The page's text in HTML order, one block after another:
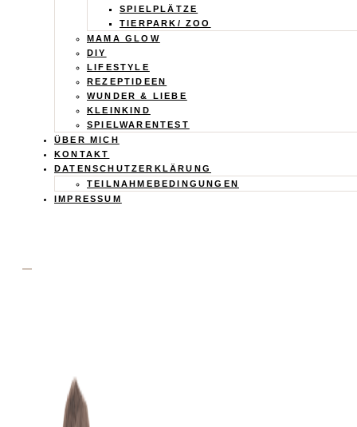
SPIELPLÄTZE
TIERPARK/ ZOO
MAMA GLOW
DIY
LIFESTYLE
REZEPTIDEEN
WUNDER & LIEBE
KLEINKIND
SPIELWARENTEST
ÜBER MICH
KONTAKT
DATENSCHUTZERKLÄRUNG
TEILNAHMEBEDINGUNGEN
IMPRESSUM